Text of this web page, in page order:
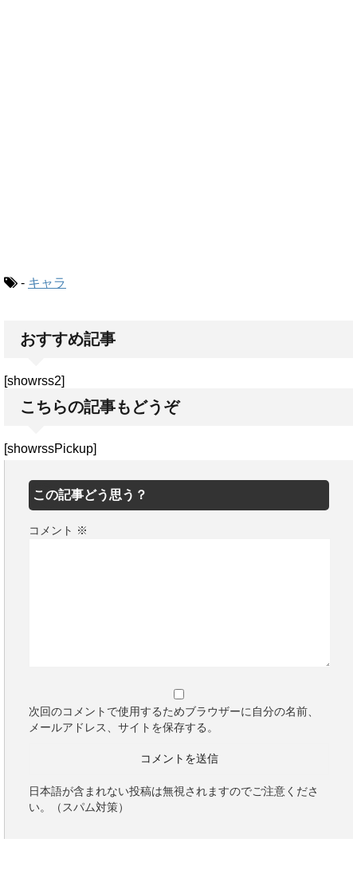
- キャラ
おすすめ記事
[showrss2]
こちらの記事もどうぞ
[showrssPickup]
この記事どう思う？
コメント ※
次回のコメントで使用するためブラウザーに自分の名前、
メールアドレス、サイトを保存する。
日本語が含まれない投稿は無視されますのでご注意くださ
い。（スパム対策）